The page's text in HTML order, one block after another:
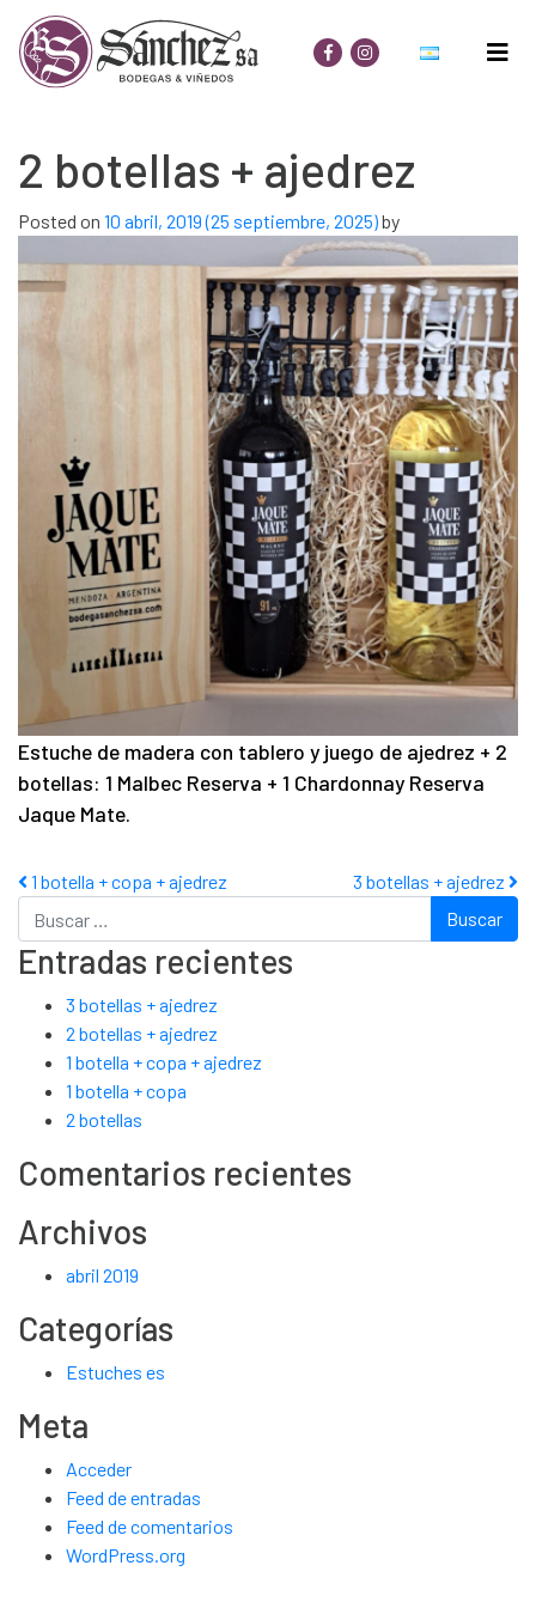
2 botellas + ajedrez
Posted on 10 abril, 2019(25 septiembre, 2025)by
Estuche de madera con tablero y juego de ajedrez + 2
botellas: 1 Malbec Reserva + 1 Chardonnay Reserva
Jaque Mate.
Post navigation
1 botella + copa + ajedrez
3 botellas + ajedrez
Buscar
Entradas recientes
3 botellas + ajedrez
2 botellas + ajedrez
1 botella + copa + ajedrez
1 botella + copa
2 botellas
Comentarios recientes
Archivos
abril 2019
Categorías
Estuches es
Meta
Acceder
Feed de entradas
Feed de comentarios
WordPress.org